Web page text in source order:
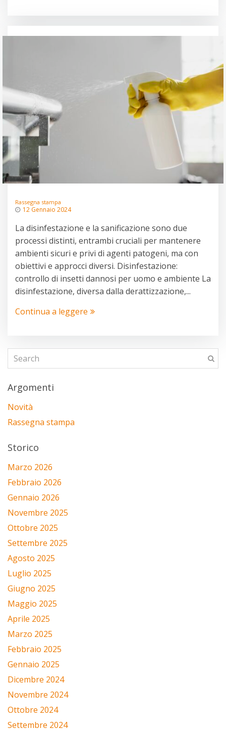
Rassegna stampa
12 Gennaio 2024
La disinfestazione e la sanificazione sono due
processi distinti, entrambi cruciali per mantenere
ambienti sicuri e privi di agenti patogeni, ma con
obiettivi e approcci diversi. Disinfestazione:
controllo di insetti dannosi per uomo e ambiente La
disinfestazione, diversa dalla derattizzazione,...
Continua a leggere
Argomenti
Novità
Rassegna stampa
Storico
Marzo 2026
Febbraio 2026
Gennaio 2026
Novembre 2025
Ottobre 2025
Settembre 2025
Agosto 2025
Luglio 2025
Giugno 2025
Maggio 2025
Aprile 2025
Marzo 2025
Febbraio 2025
Gennaio 2025
Dicembre 2024
Novembre 2024
Ottobre 2024
Settembre 2024